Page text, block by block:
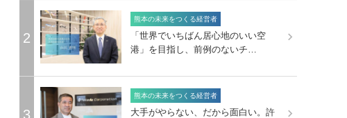
2
熊本の未来をつくる経営者
「世界でいちばん居心地のいい空
港」を目指し、前例のないチ…
3
熊本の未来をつくる経営者
大手がやらない、だから面白い。許